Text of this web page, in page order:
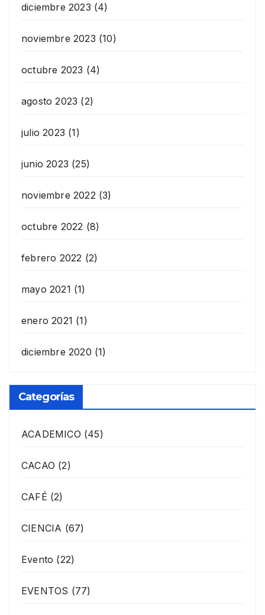
diciembre 2023 (4)
noviembre 2023 (10)
octubre 2023 (4)
agosto 2023 (2)
julio 2023 (1)
junio 2023 (25)
noviembre 2022 (3)
octubre 2022 (8)
febrero 2022 (2)
mayo 2021 (1)
enero 2021 (1)
diciembre 2020 (1)
Categorías
ACADEMICO (45)
CACAO (2)
CAFÉ (2)
CIENCIA (67)
Evento (22)
EVENTOS (77)